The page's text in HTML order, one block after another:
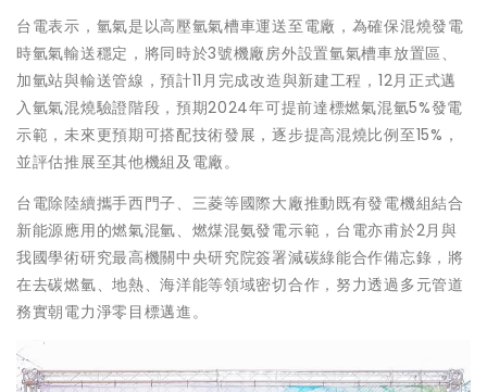
台電表示，氫氣是以高壓氫氣槽車運送至電廠，為確保混燒發電
時氫氣輸送穩定，將同時於3號機廠房外設置氫氣槽車放置區、
加氫站與輸送管線，預計11月完成改造與新建工程，12月正式邁
入氫氣混燒驗證階段，預期2024年可提前達標燃氣混氫5%發電
示範，未來更預期可搭配技術發展，逐步提高混燒比例至15%，
並評估推展至其他機組及電廠。
台電除陸續攜手西門子、三菱等國際大廠推動既有發電機組結合
新能源應用的燃氣混氫、燃煤混氨發電示範，台電亦甫於2月與
我國學術研究最高機關中央研究院簽署減碳綠能合作備忘錄，將
在去碳燃氫、地熱、海洋能等領域密切合作，努力透過多元管道
務實朝電力淨零目標邁進。